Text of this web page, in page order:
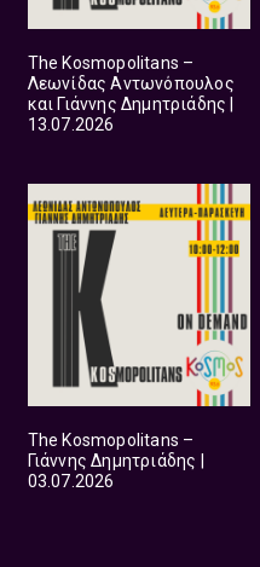
The Kosmopolitans –
Λεωνίδας Αντωνόπουλος
και Γιάννης Δημητριάδης |
13.07.2026
The Kosmopolitans –
Γιάννης Δημητριάδης |
03.07.2026